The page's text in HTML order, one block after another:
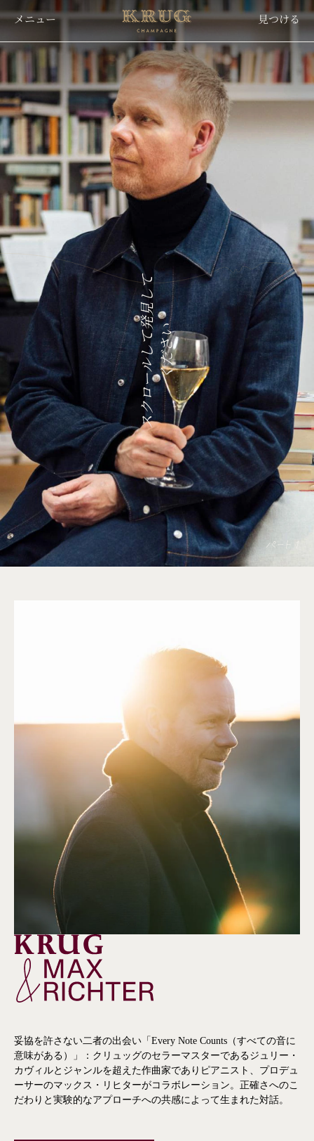
content
メニュー 見つける
リ
ュ
ッ
グ
シ
ャ
ン
パ
ン
ス
ク
ロ
ー
ル
し
て
発
見
し
て
く
だ
さい
パート 1
妥協を許さない二者の出会い「Every Note Counts（すべての音に
意味がある）」：クリュッグのセラーマスターであるジュリー・
カヴィルとジャンルを超えた作曲家でありピアニスト、プロデュ
ーサーのマックス・リヒターがコラボレーション。正確さへのこ
だわりと実験的なアプローチへの共感によって生まれた対話。